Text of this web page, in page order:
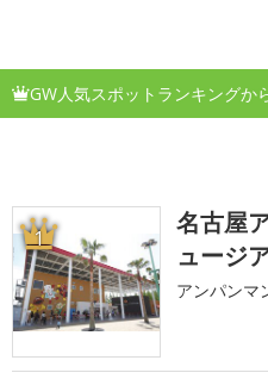
GW人気スポットランキングか
1
名古屋
ュージ
アンパンマ